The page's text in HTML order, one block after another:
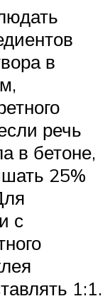
в
речь
в бетоне,
25%
с
1:1.